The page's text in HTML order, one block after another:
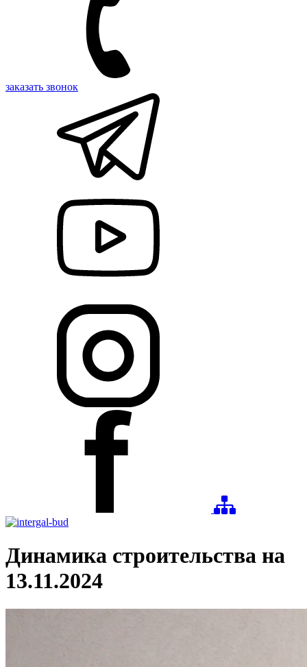
заказать звонок
Динамика строительства на
13.11.2024